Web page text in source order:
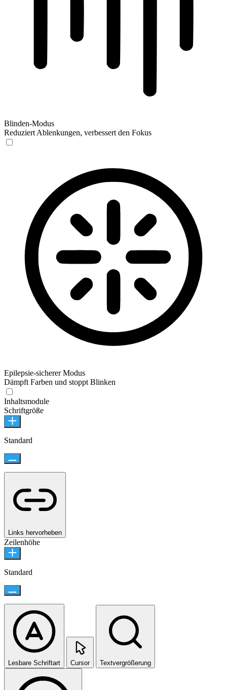
Blinden-Modus
Reduziert Ablenkungen, verbessert den Fokus
Epilepsie-sicherer Modus
Dämpft Farben und stoppt Blinken
Inhaltsmodule
Schriftgröße
Standard
Links hervorheben
Zeilenhöhe
Standard
Lesbare Schriftart Cursor Textvergrößerung